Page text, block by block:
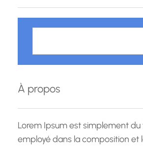
h
r
c
h
À propos
Lorem Ipsum est simplement
employé dans la composition et